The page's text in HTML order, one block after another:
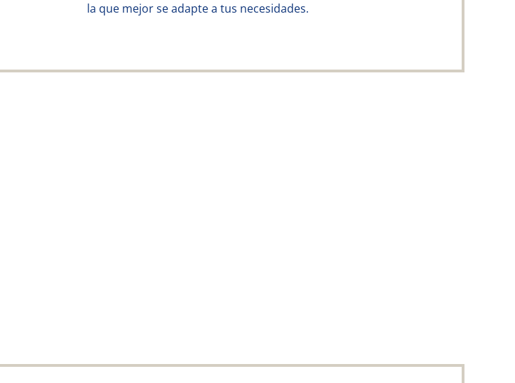
la que mejor se adapte a tus necesidades.